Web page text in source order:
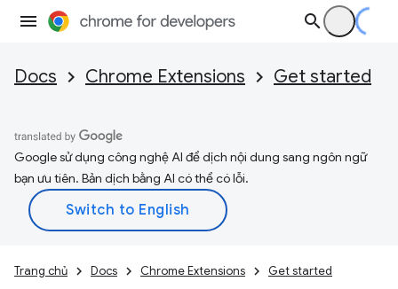
Docs Chrome Extensions Get started
Google sử dụng công nghệ AI để dịch nội dung sang ngôn ngữ
bạn ưu tiên. Bản dịch bằng AI có thể có lỗi.
Trang chủ Docs Chrome Extensions Get started